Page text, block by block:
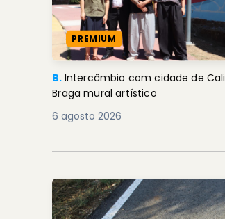
PREMIUM
B. Intercâmbio com cidade de Cali deixa em
Braga mural artístico
6 agosto 2026